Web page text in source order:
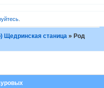
.
Щедринская станица »Род